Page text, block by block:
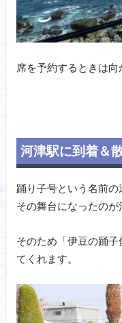
席を予約するときは向
河津駅に到着＆
踊り子号という名前の
その舞台になったのが
そのため「伊豆の踊子
てくれます。